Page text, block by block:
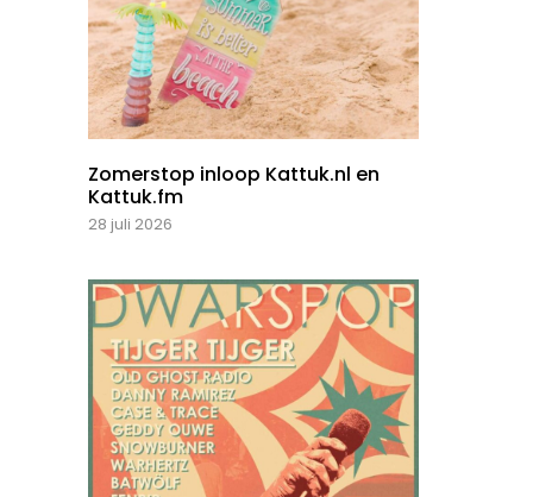
Zomerstop inloop Kattuk.nl en
Kattuk.fm
28 juli 2026